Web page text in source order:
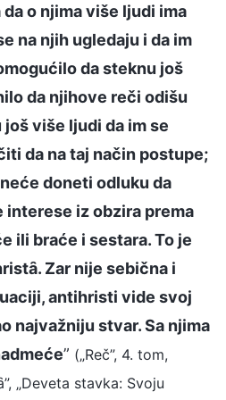
o njima više ljudi ima
na njih ugledaju i da im
da steknu još
da njihove reči odišu
više ljudi da im se
da na taj način postupe;
doneti odluku da
interese iz obzira prema
ili braće i sestara. To je
Zar nije sebična i
antihristi vide svoj
najvažniju stvar. Sa njima
” („Reč”, 4. tom,
„Deveta stavka: Svoju